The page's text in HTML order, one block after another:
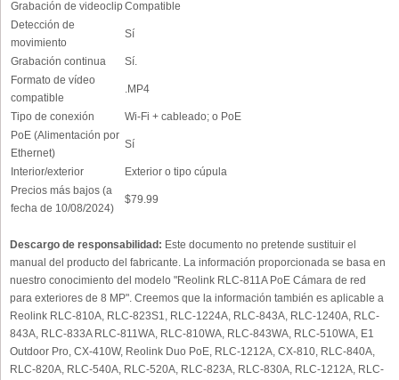
Grabación de videoclipCompatible
Detección de
movimiento
Sí
Grabación continua
Sí.
Formato de vídeo
compatible
.MP4
Tipo de conexión
Wi-Fi + cableado; o PoE
PoE (Alimentación por
Ethernet)
Sí
Interior/exterior
Exterior o tipo cúpula
Precios más bajos (a
fecha de 10/08/2024)
$79.99
Descargo de responsabilidad: Este documento no pretende sustituir el
manual del producto del fabricante. La información proporcionada se basa en
nuestro conocimiento del modelo "Reolink RLC-811A PoE Cámara de red
para exteriores de 8 MP". Creemos que la información también es aplicable a
Reolink RLC-810A, RLC-823S1, RLC-1224A, RLC-843A, RLC-1240A, RLC-
843A, RLC-833A RLC-811WA, RLC-810WA, RLC-843WA, RLC-510WA, E1
Outdoor Pro, CX-410W, Reolink Duo PoE, RLC-1212A, CX-810, RLC-840A,
RLC-820A, RLC-540A, RLC-520A, RLC-823A, RLC-830A, RLC-1212A, RLC-